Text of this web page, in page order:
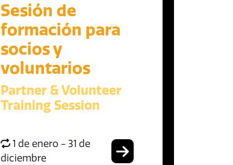
Sesión de
formación para
socios y
voluntarios
Partner & Volunteer
Training Session
1 de enero - 31 de
diciembre